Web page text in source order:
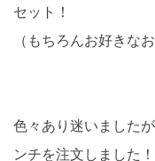
セット！
（もちろんお好きな
色々あり迷いました
ンチを注文しました！